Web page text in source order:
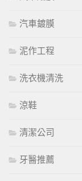
汽車鍍膜
泥作工程
洗衣機清洗
涼鞋
清潔公司
牙醫推薦